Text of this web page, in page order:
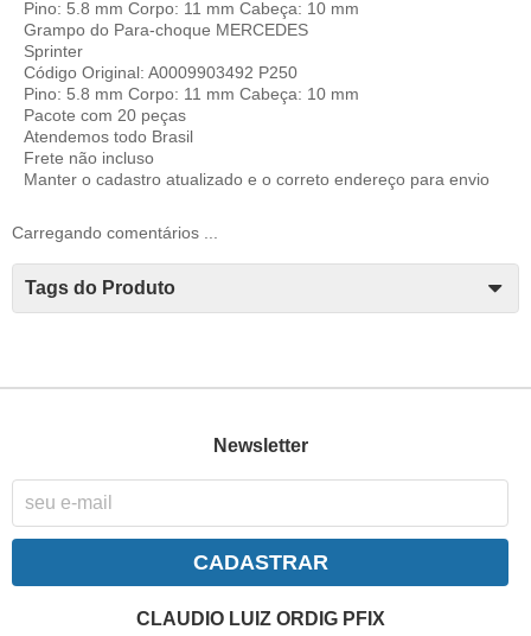
Pino: 5.8 mm Corpo: 11 mm Cabeça: 10 mm
Grampo do Para-choque MERCEDES
Sprinter
Código Original: A0009903492 P250
Pino: 5.8 mm Corpo: 11 mm Cabeça: 10 mm
Pacote com 20 peças
Atendemos todo Brasil
Frete não incluso
Manter o cadastro atualizado e o correto endereço para envio
Carregando comentários ...
Tags do Produto
Newsletter
CADASTRAR
CLAUDIO LUIZ ORDIG PFIX